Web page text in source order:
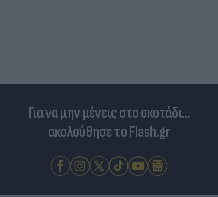
Για να μην μένεις στο σκοτάδι...
ακολούθησε το Flash.gr